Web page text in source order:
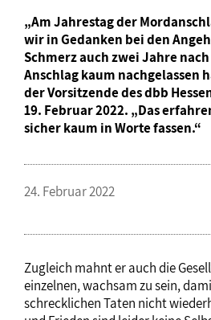
„Am Jahrestag der
wir in Gedanken bei den
Schmerz auch zwei Jahre
Anschlag kaum nachgelassen
der Vorsitzende des dbb
19. Februar 2022. „Das
sicher kaum in Worte fassen.“
24. Februar 2022
Zugleich mahnt er auch die
einzelnen, wachsam zu sein,
schrecklichen Taten nicht